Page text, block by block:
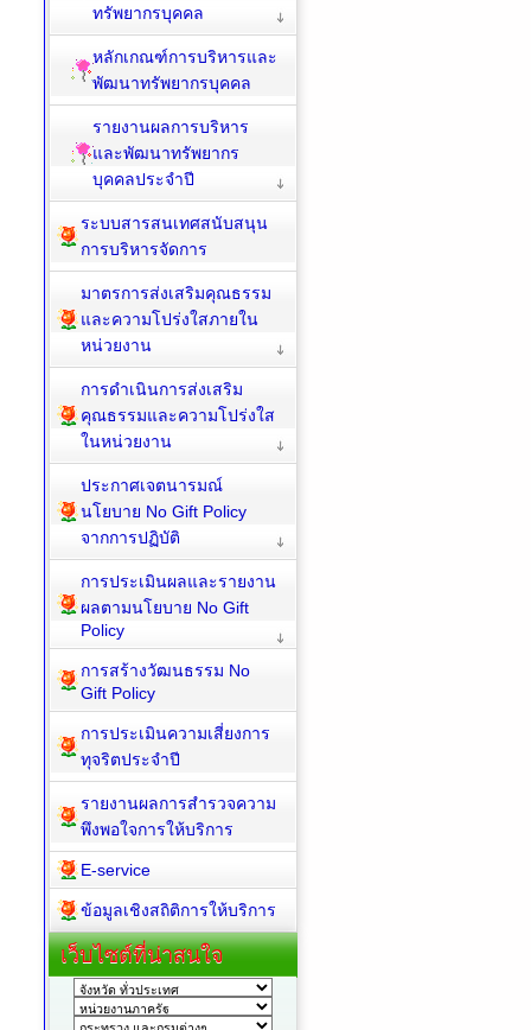
ทรัพยากรบุคคล
หลักเกณฑ์การบริหารและ
พัฒนาทรัพยากรบุคคล
รายงานผลการบริหาร
และพัฒนาทรัพยากร
บุคคลประจำปี
ระบบสารสนเทศสนับสนุน
การบริหารจัดการ
มาตรการส่งเสริมคุณธรรม
และความโปร่งใสภายใน
หน่วยงาน
การดำเนินการส่งเสริม
คุณธรรมและความโปร่งใส
ในหน่วยงาน
ประกาศเจตนารมณ์
นโยบาย No Gift Policy
จากการปฏิบัติ
การประเมินผลและรายงาน
ผลตามนโยบาย No Gift
Policy
การสร้างวัฒนธรรม No
Gift Policy
การประเมินความเสี่ยงการ
ทุจริตประจำปี
รายงานผลการสำรวจความ
พึงพอใจการให้บริการ
E-service
ข้อมูลเชิงสถิติการให้บริการ
เว็บไซต์ที่น่าสนใจ